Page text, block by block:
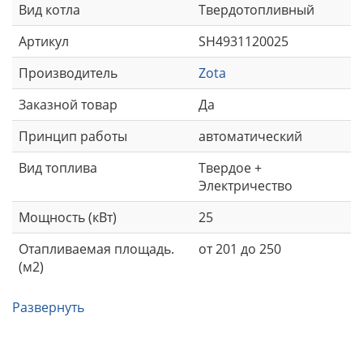
Вид котла
Твердотопливный
Артикул
SH4931120025
Производитель
Zota
Заказной товар
Да
Принцип работы
автоматический
Вид топлива
Твердое +
Электричество
Мощность (кВт)
25
Отапливаемая площадь.
(м2)
от 201 до 250
Развернуть